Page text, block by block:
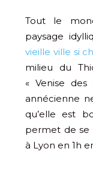
Tout le
paysage
vieille ville si
milieu du
« Venise
annécienne
qu’elle est
permet de se
à Lyon en 1h